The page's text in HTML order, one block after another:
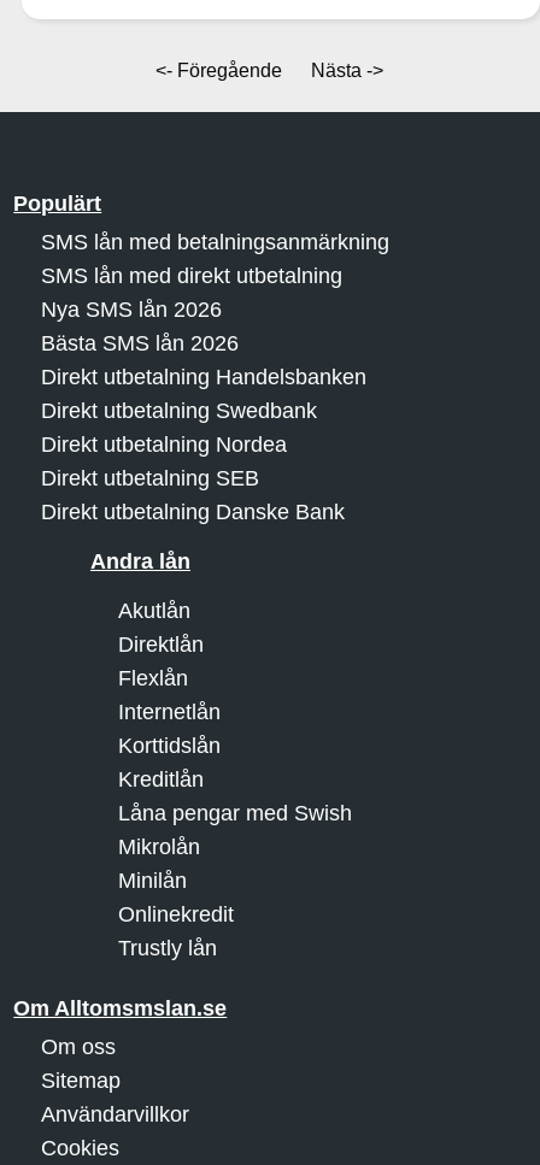
<- Föregående Nästa ->
Populärt
SMS lån med betalningsanmärkning
SMS lån med direkt utbetalning
Nya SMS lån 2026
Bästa SMS lån 2026
Direkt utbetalning Handelsbanken
Direkt utbetalning Swedbank
Direkt utbetalning Nordea
Direkt utbetalning SEB
Direkt utbetalning Danske Bank
Andra lån
Akutlån
Direktlån
Flexlån
Internetlån
Korttidslån
Kreditlån
Låna pengar med Swish
Mikrolån
Minilån
Onlinekredit
Trustly lån
Om Alltomsmslan.se
Om oss
Sitemap
Användarvillkor
Cookies